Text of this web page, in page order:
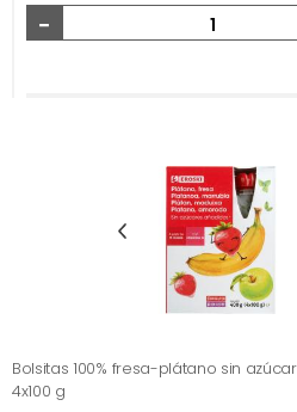
-
Bolsitas 100% fresa-plátano sin azúcar
4x100 g